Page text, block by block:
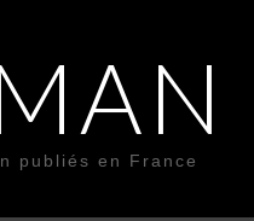
publiés en France